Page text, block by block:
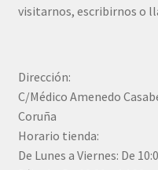
visitarnos, escribirnos o
Dirección:
C/Médico Amenedo
Coruña
Horario tienda:
De Lunes a Viernes: De